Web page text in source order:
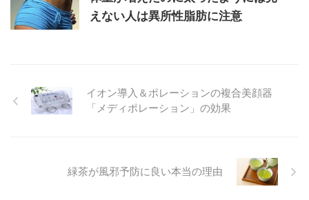
えない人は異所性脂肪に注意
イオン導入＆ポレーションの複合美顔器
「メディポレーション」の効果
緑茶が風邪予防に良い本当の理由